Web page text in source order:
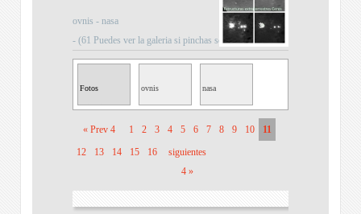
ovnis - nasa
- (61 Puedes ver la galeria si pinchas sobre la imagen)
Fotos
Misteriosas
ovnis nasa
« Prev 4 1 2 3 4 5 6 7 8 9 10
11
12
13 14 15 16
siguientes
4 »